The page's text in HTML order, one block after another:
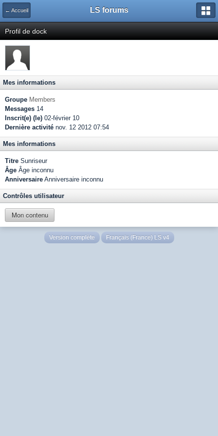
← Accueil LS forums
Profil de dock
Mes informations
Groupe Members
Messages 14
Inscrit(e) (le) 02-février 10
Dernière activité nov. 12 2012 07:54
Mes informations
Titre Sunriseur
Âge Âge inconnu
Anniversaire Anniversaire inconnu
Contrôles utilisateur
Mon contenu
Version complète Français (France) LS v4